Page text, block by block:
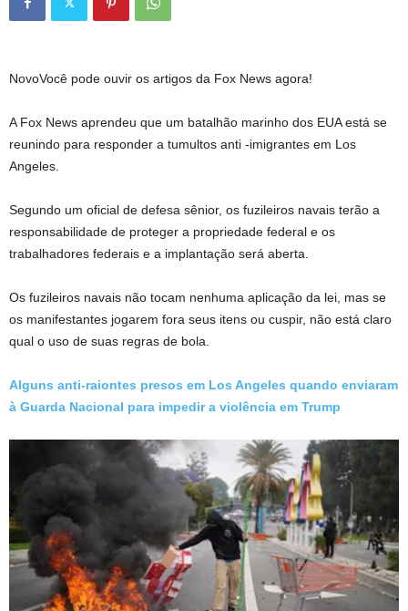
NovoVocê pode ouvir os artigos da Fox News agora!
A Fox News aprendeu que um batalhão marinho dos EUA está se
reunindo para responder a tumultos anti -imigrantes em Los
Angeles.
Segundo um oficial de defesa sênior, os fuzileiros navais terão a
responsabilidade de proteger a propriedade federal e os
trabalhadores federais e a implantação será aberta.
Os fuzileiros navais não tocam nenhuma aplicação da lei, mas se
os manifestantes jogarem fora seus itens ou cuspir, não está claro
qual o uso de suas regras de bola.
Alguns anti-raiontes presos em Los Angeles quando enviaram
à Guarda Nacional para impedir a violência em Trump